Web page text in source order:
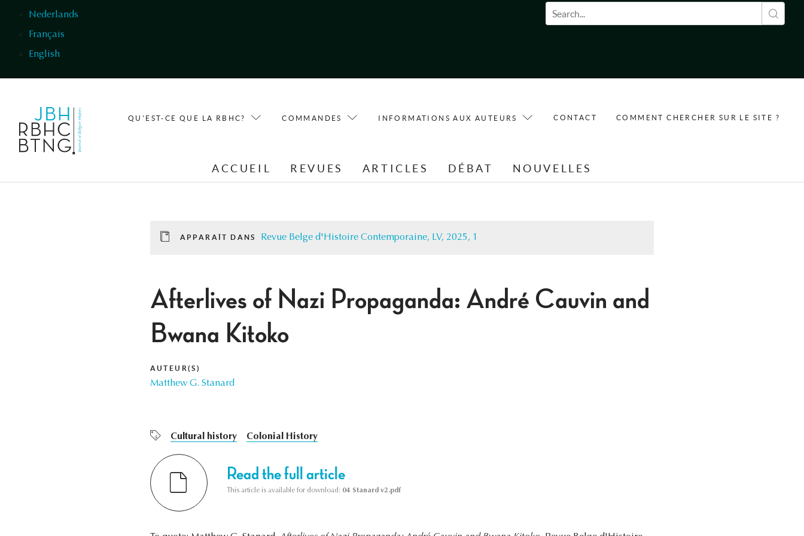
Nederlands
Français
English
Formulaire de recherche
QU'EST-CE QUE LA RBHC? COMMANDES INFORMATIONS AUX AUTEURS CONTACT COMMENT CHERCHER SUR LE SITE ?
ACCUEIL REVUES ARTICLES DÉBAT NOUVELLES
APPARAÎT DANS Revue Belge d'Histoire Contemporaine, LV, 2025, 1
Afterlives of Nazi Propaganda: André Cauvin and
Bwana Kitoko
AUTEUR(S)
Matthew G. Stanard
Cultural history Colonial History
Read the full article
This article is available for download: 04 Stanard v2.pdf